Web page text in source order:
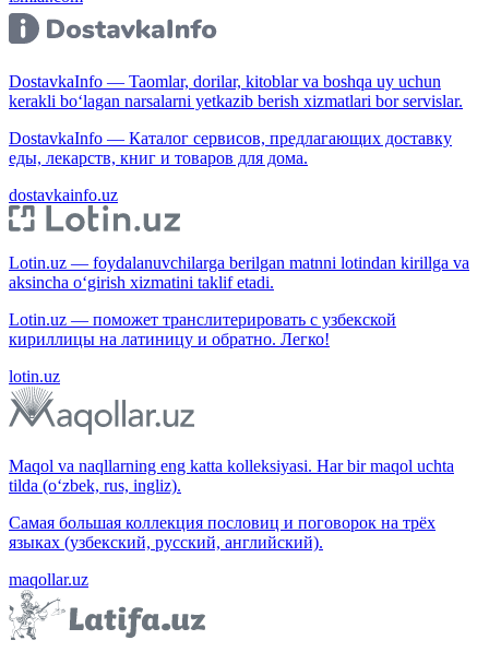
DostavkaInfo — Taomlar, dorilar, kitoblar va boshqa uy uchun
kerakli bo‘lagan narsalarni yetkazib berish xizmatlari bor servislar.
DostavkaInfo — Каталог сервисов, предлагающих доставку
еды, лекарств, книг и товаров для дома.
dostavkainfo.uz
Lotin.uz — foydalanuvchilarga berilgan matnni lotindan kirillga va
aksincha o‘girish xizmatini taklif etadi.
Lotin.uz — поможет транслитерировать с узбекской
кириллицы на латиницу и обратно. Легко!
lotin.uz
Maqol va naqllarning eng katta kolleksiyasi. Har bir maqol uchta
tilda (o‘zbek, rus, ingliz).
Самая большая коллекция пословиц и поговорок на трёх
языках (узбекский, русский, английский).
maqollar.uz